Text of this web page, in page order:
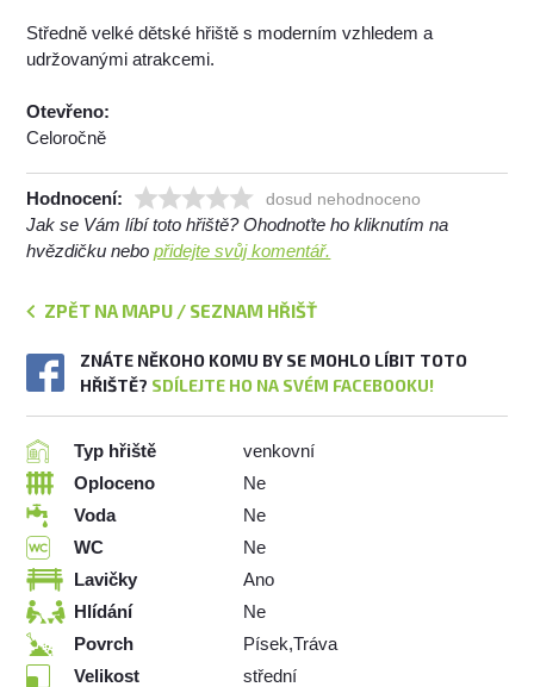
Středně velké dětské hřiště s moderním vzhledem a
udržovanými atrakcemi.
Otevřeno:
Celoročně
Hodnocení: dosud nehodnoceno
Jak se Vám líbí toto hřiště? Ohodnoťte ho kliknutím na
hvězdičku nebopřidejte svůj komentář.
ZPĚT NA MAPU / SEZNAM HŘIŠŤ
ZNÁTE NĚKOHO KOMU BY SE MOHLO LÍBIT TOTO
HŘIŠTĚ? SDÍLEJTE HO NA SVÉM FACEBOOKU!
Typ hřiště
venkovní
Oploceno
Ne
Voda
Ne
WC
Ne
Lavičky
Ano
Hlídání
Ne
Povrch
Písek,Tráva
Velikost
střední